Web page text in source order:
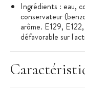
Ingrédients : eau,
conservateur
arôme. E129,
défavorable sur
Certifié Halal
Utilisation :
Conservation :
remettre le